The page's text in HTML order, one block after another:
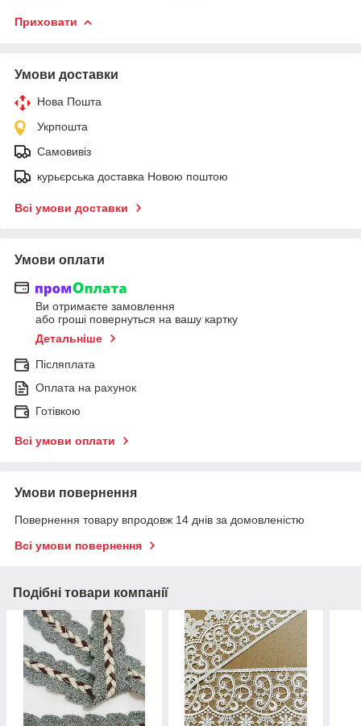
Приховати
Умови доставки
Нова Пошта
Укрпошта
Самовивіз
курьєрська доставка Новою поштою
Всі умови доставки
Умови оплати
Ви отримаєте замовлення
або гроші повернуться на вашу картку
Детальніше
Післяплата
Оплата на рахунок
Готівкою
Всі умови оплати
Умови повернення
Повернення товару впродовж 14 днів за домовленістю
Всі умови повернення
Подібні товари компанії